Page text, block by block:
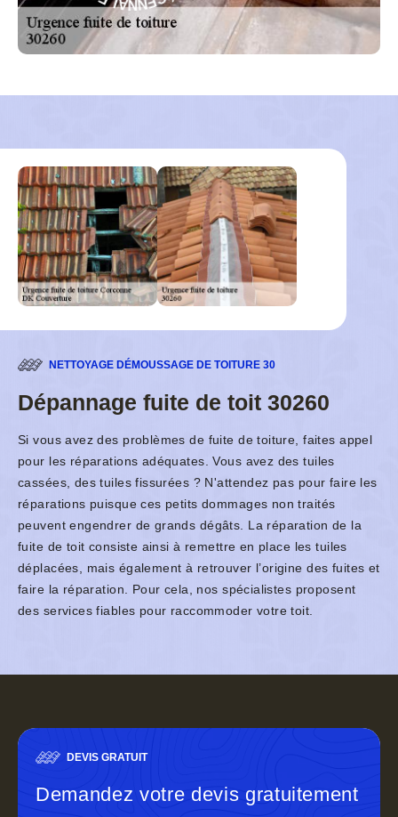
L
E
-
NETTOYAGE DÉMOUSSAGE DE TOITURE 30
Dépannage fuite de toit 30260
Si vous avez des problèmes de fuite de toiture, faites appel
pour les réparations adéquates. Vous avez des tuiles
cassées, des tuiles fissurées ? N'attendez pas pour faire les
réparations puisque ces petits dommages non traités
peuvent engendrer de grands dégâts. La réparation de la
fuite de toit consiste ainsi à remettre en place les tuiles
déplacées, mais également à retrouver l’origine des fuites et
faire la réparation. Pour cela, nos spécialistes proposent
des services fiables pour raccommoder votre toit.
DEVIS GRATUIT
Demandez votre devis gratuitement